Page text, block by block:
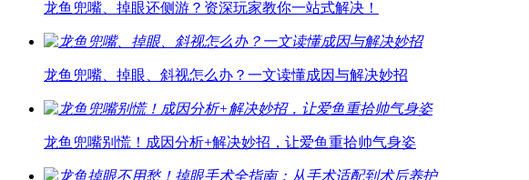
龙鱼兜嘴、掉眼还侧游？资深玩家教你一站式解决！
龙鱼兜嘴、掉眼、斜视怎么办？一文读懂成因与解决妙招
龙鱼兜嘴别慌！成因分析+解决妙招，让爱鱼重拾帅气身姿